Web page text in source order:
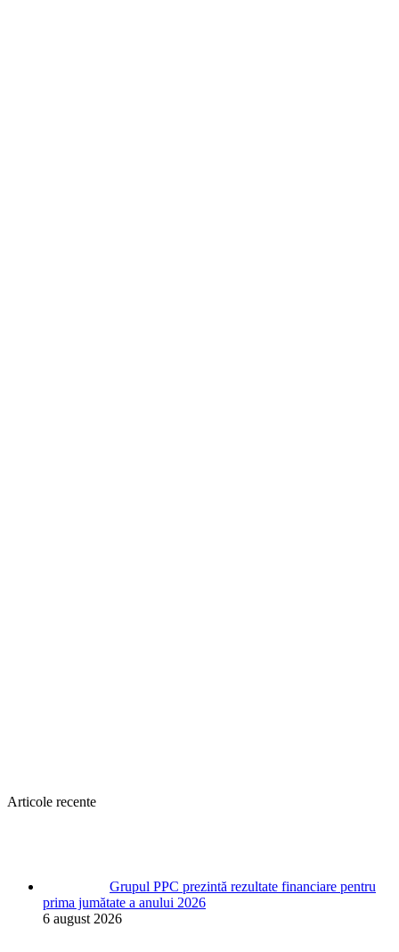
Articole recente
Grupul PPC prezintă rezultate financiare pentru
prima jumătate a anului 2026
6 august 2026